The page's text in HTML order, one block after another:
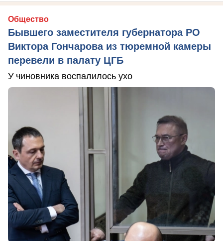
Общество
Бывшего заместителя губернатора РО
Виктора Гончарова из тюремной камеры
перевели в палату ЦГБ
У чиновника воспалилось ухо